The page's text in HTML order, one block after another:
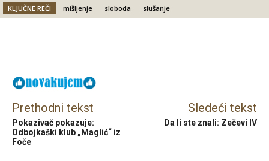
KLJUČNE REČI mišljenje sloboda slušanje
Prethodni tekst
Pokazivač pokazuje:
Odbojkaški klub „Maglić“ iz
Foče
Sledeći tekst
Da li ste znali: Zečevi IV